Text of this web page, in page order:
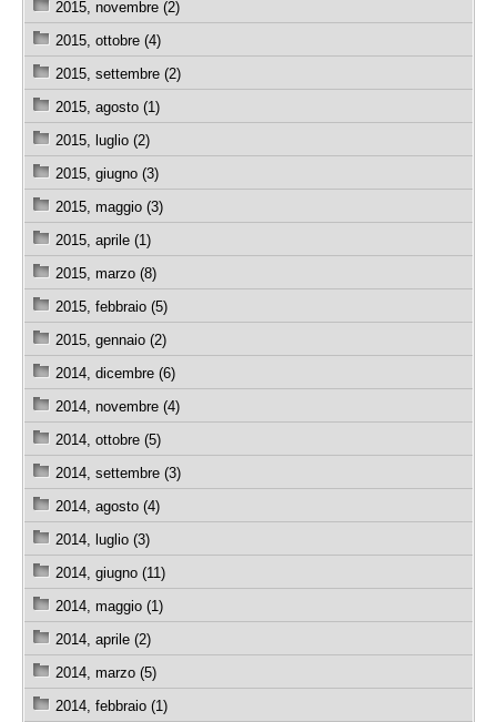
2015, novembre (2)
2015, ottobre (4)
2015, settembre (2)
2015, agosto (1)
2015, luglio (2)
2015, giugno (3)
2015, maggio (3)
2015, aprile (1)
2015, marzo (8)
2015, febbraio (5)
2015, gennaio (2)
2014, dicembre (6)
2014, novembre (4)
2014, ottobre (5)
2014, settembre (3)
2014, agosto (4)
2014, luglio (3)
2014, giugno (11)
2014, maggio (1)
2014, aprile (2)
2014, marzo (5)
2014, febbraio (1)